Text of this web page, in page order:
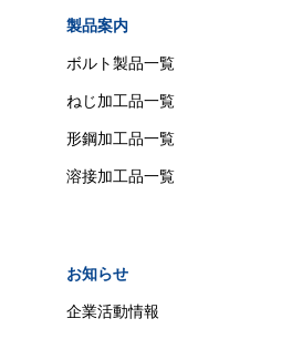
製品案内
ボルト製品一覧
ねじ加工品一覧
形鋼加工品一覧
溶接加工品一覧
お知らせ
企業活動情報